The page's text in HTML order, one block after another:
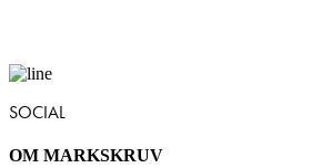
SOCIAL
OM MARKSKRUV